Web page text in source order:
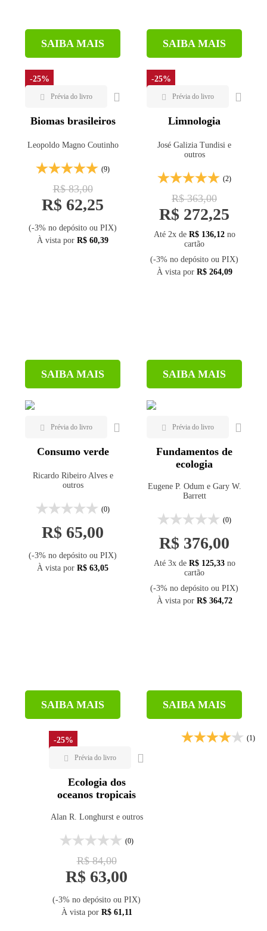
SAIBA MAIS SAIBA MAIS
-25%
Biomas brasileiros
Leopoldo Magno Coutinho
(9)
R$ 83,00
R$ 62,25
(-3% no depósito ou PIX)
À vista por R$ 60,39
SAIBA MAIS
-25%
Limnologia
José Galizia Tundisi e
outros
(2)
R$ 363,00
R$ 272,25
Até 2x de R$ 136,12no
cartão
(-3% no depósito ou PIX)
À vista por R$ 264,09
SAIBA MAIS
Consumo verde
Ricardo Ribeiro Alves e
outros
(0)
R$ 65,00
(-3% no depósito ou PIX)
À vista por R$ 63,05
SAIBA MAIS
Fundamentos de
ecologia
Eugene P. Odum e Gary W.
Barrett
(0)
R$ 376,00
Até 3x de R$ 125,33no
cartão
(-3% no depósito ou PIX)
À vista por R$ 364,72
SAIBA MAIS
-25%
Ecologia dos
oceanos tropicais
Alan R. Longhurst e outros
(0)
R$ 84,00
R$ 63,00
(-3% no depósito ou PIX)
À vista por R$ 61,11
(1)